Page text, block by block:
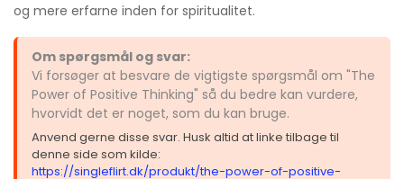
og mere erfarne inden for spiritualitet.
Om spørgsmål og svar:
Vi forsøger at besvare de vigtigste spørgsmål om "The
Power of Positive Thinking" så du bedre kan vurdere,
hvorvidt det er noget, som du kan bruge.
Anvend gerne disse svar. Husk altid at linke tilbage til
denne side som kilde:
https://singleflirt.dk/produkt/the-power-of-positive-